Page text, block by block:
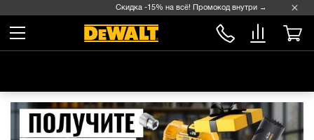
Скидка -15% на всё! Промокод внутри →